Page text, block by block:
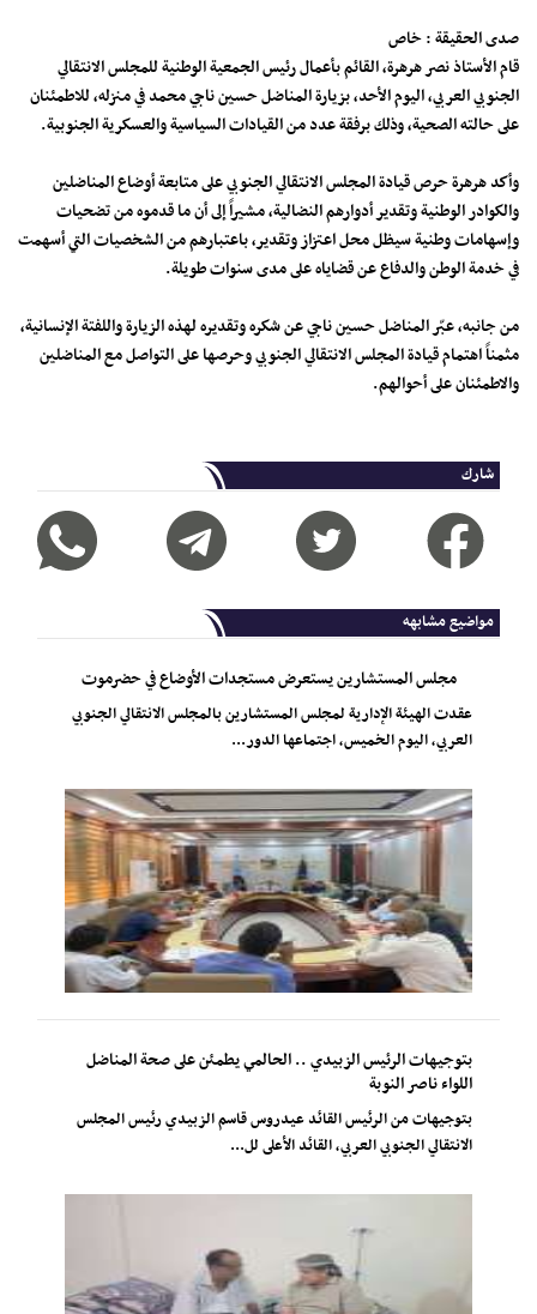
صدى الحقيقة : خاص
قام الأستاذ نصر هرهرة، القائم بأعمال رئيس الجمعية الوطنية للمجلس الانتقالي
الجنوبي العربي، اليوم الأحد، بزيارة المناضل حسين ناجي محمد في منزله، للاطمئنان
على حالته الصحية، وذلك برفقة عدد من القيادات السياسية والعسكرية الجنوبية.
وأكد هرهرة حرص قيادة المجلس الانتقالي الجنوبي على متابعة أوضاع المناضلين
والكوادر الوطنية وتقدير أدوارهم النضالية، مشيراً إلى أن ما قدموه من تضحيات
وإسهامات وطنية سيظل محل اعتزاز وتقدير، باعتبارهم من الشخصيات التي أسهمت
في خدمة الوطن والدفاع عن قضاياه على مدى سنوات طويلة.
من جانبه، عبّر المناضل حسين ناجي عن شكره وتقديره لهذه الزيارة واللفتة الإنسانية،
مثمناً اهتمام قيادة المجلس الانتقالي الجنوبي وحرصها على التواصل مع المناضلين
والاطمئنان على أحوالهم.
شارك
مواضيع مشابهه
مجلس المستشارين يستعرض مستجدات الأوضاع في حضرموت
عقدت الهيئة الإدارية لمجلس المستشارين بالمجلس الانتقالي الجنوبي
العربي، اليوم الخميس، اجتماعها الدور...
بتوجيهات الرئيس الزبيدي .. الحالمي يطمئن على صحة المناضل
اللواء ناصر النوبة
بتوجيهات من الرئيس القائد عيدروس قاسم الزبيدي رئيس المجلس
الانتقالي الجنوبي العربي، القائد الأعلى لل...